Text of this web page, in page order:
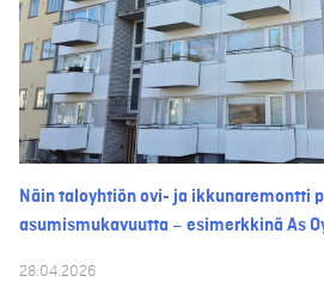
Näin taloyhtiön ovi- ja ikkunaremontti
asumismukavuutta – esimerkkinä As
28.04.2026